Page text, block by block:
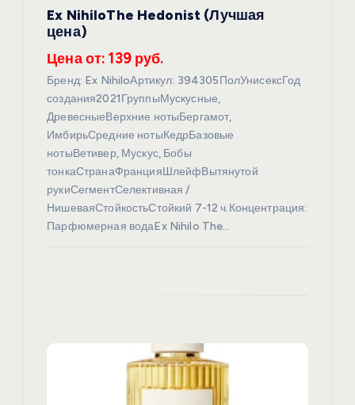
Ex NihiloThe Hedonist (Лучшая
цена)
Цена от: 139 руб.
Бренд: Ex NihiloАртикул: 394305ПолУнисексГод
создания2021ГруппыМускусные,
ДревесныеВерхние нотыБергамот,
ИмбирьСредние нотыКедрБазовые
нотыВетивер, Мускус, Бобы
тонкаСтранаФранцияШлейфВытянутой
рукиСегментСелективная /
НишеваяСтойкостьСтойкий 7-12 ч.Концентрация:
Парфюмерная водаEx Nihilo The…